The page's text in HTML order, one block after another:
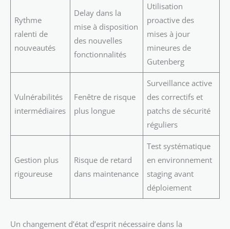
Rythme
ralenti de
nouveautés
Delay dans la
mise à disposition
des nouvelles
fonctionnalités
Utilisation
proactive des
mises à jour
mineures de
Gutenberg
Vulnérabilités
intermédiaires
Fenêtre de risque
plus longue
Surveillance active
des correctifs et
patchs de sécurité
réguliers
Gestion plus
rigoureuse
Risque de retard
dans maintenance
Test systématique
en environnement
staging avant
déploiement
Un changement d’état d’esprit nécessaire dans la